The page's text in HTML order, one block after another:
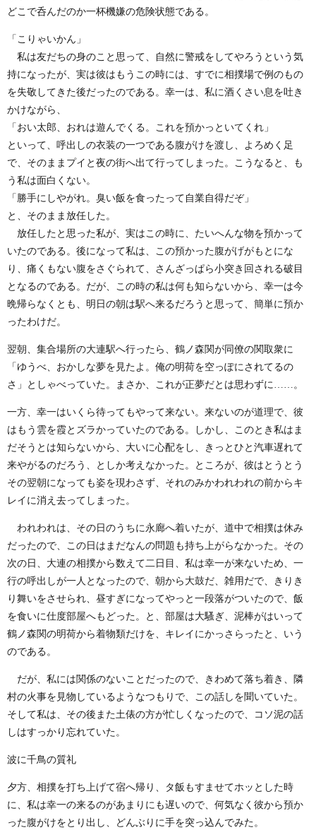
どこで呑んだのか一杯機嫌の危険状態である。
「こりゃいかん」
私は友だちの身のこと思って、自然に警戒をしてやろうという気
持になったが、実は彼はもうこの時には、すでに相撲場で例のもの
を失敬してきた後だったのである。幸一は、私に酒くさい息を吐き
かけながら、
「おい太郎、おれは遊んでくる。これを預かっといてくれ」
といって、呼出しの衣装の一つである腹がけを渡し、よろめく足
で、そのままプイと夜の街へ出て行ってしまった。こうなると、も
う私は面白くない。
「勝手にしやがれ。臭い飯を食ったって自業自得だぞ」
と、そのまま放任した。
放任したと思った私が、実はこの時に、たいへんな物を預かって
いたのである。後になって私は、この預かった腹がげがもとにな
り、痛くもない腹をさぐられて、さんざっぱら小突き回される破目
となるのである。だが、この時の私は何も知らないから、幸一は今
晩帰らなくとも、明日の朝は駅へ来るだろうと思って、簡単に預か
ったわけだ。
翌朝、集合場所の大連駅へ行ったら、鶴ノ森関が同僚の関取衆に
「ゆうべ、おかしな夢を見たよ。俺の明荷を空っぽにされてるの
さ」としゃべっていた。まさか、これが正夢だとは思わずに……。
一方、幸一はいくら待ってもやって来ない。来ないのが道理で、彼
はもう雲を霞とズラかっていたのである。しかし、このとき私はま
だそうとは知らないから、大いに心配をし、きっとひと汽車遅れて
来やがるのだろう、としか考えなかった。ところが、彼はとうとう
その翌朝になっても姿を現わさず、それのみかわれわれの前からキ
レイに消え去ってしまった。
われわれは、その日のうちに永廊へ着いたが、道中で相撲は休み
だったので、この日はまだなんの問題も持ち上がらなかった。その
次の日、大連の相撲から数えて二日目、私は幸一が来ないため、一
行の呼出しが一人となったので、朝から大鼓だ、雑用だで、きりき
り舞いをさせられ、昼すぎになってやっと一段落がついたので、飯
を食いに仕度部屋へもどった。と、部屋は大騷ぎ、泥棒がはいって
鶴ノ森関の明荷から着物類だけを、キレイにかっさらったと、いう
のである。
だが、私には関係のないことだったので、きわめて落ち着き、隣
村の火事を見物しているようなつもりで、この話しを聞いていた。
そして私は、その後また土俵の方が忙しくなったので、コソ泥の話
しはすっかり忘れていた。
波に千鳥の質礼
夕方、相撲を打ち上げて宿へ帰り、タ飯もすませてホッとした時
に、私は幸一の来るのがあまりにも遅いので、何気なく彼から預か
った腹がけをとり出し、どんぶりに手を突っ込んでみた。